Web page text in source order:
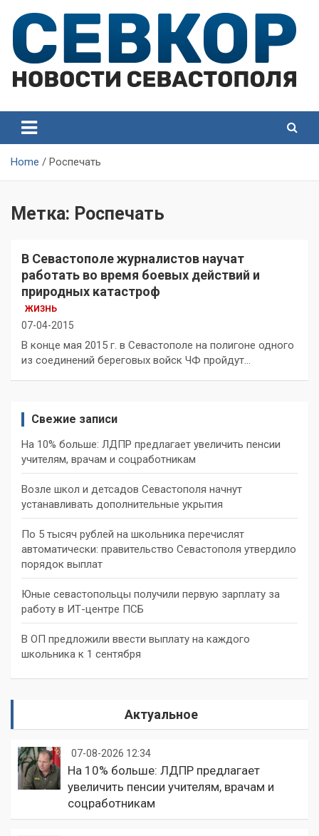
content
Севастополя
Севастополя
Home Роспечать
Метка: Роспечать
В Севастополе журналистов научат
работать во время боевых действий и
природных катастроф
ЖИЗНЬ
07-04-2015
В конце мая 2015 г. в Севастополе на полигоне одного
из соединений береговых войск ЧФ пройдут…
Свежие записи
На 10% больше: ЛДПР предлагает увеличить пенсии
учителям, врачам и соцработникам
Возле школ и детсадов Севастополя начнут
устанавливать дополнительные укрытия
По 5 тысяч рублей на школьника перечислят
автоматически: правительство Севастополя утвердило
порядок выплат
Юные севастопольцы получили первую зарплату за
работу в ИТ-центре ПСБ
В ОП предложили ввести выплату на каждого
школьника к 1 сентября
Актуальное
07-08-2026 12:34
На 10% больше: ЛДПР предлагает
увеличить пенсии учителям, врачам и
соцработникам